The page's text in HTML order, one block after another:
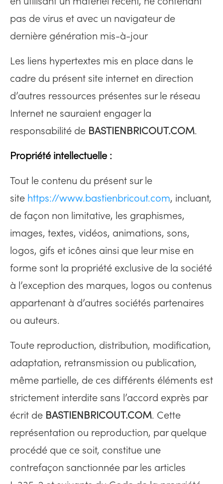
pas de virus et avec un navigateur de
dernière génération mis-à-jour
Les liens hypertextes mis en place dans le
cadre du présent site internet en direction
d’autres ressources présentes sur le réseau
Internet ne sauraient engager la
responsabilité de BASTIENBRICOUT.COM.
Propriété intellectuelle :
Tout le contenu du présent sur le
site https://www.bastienbricout.com, incluant,
de façon non limitative, les graphismes,
images, textes, vidéos, animations, sons,
logos, gifs et icônes ainsi que leur mise en
forme sont la propriété exclusive de la société
à l’exception des marques, logos ou contenus
appartenant à d’autres sociétés partenaires
ou auteurs.
Toute reproduction, distribution, modification,
adaptation, retransmission ou publication,
même partielle, de ces différents éléments est
strictement interdite sans l’accord exprès par
écrit de BASTIENBRICOUT.COM. Cette
représentation ou reproduction, par quelque
procédé que ce soit, constitue une
contrefaçon sanctionnée par les articles